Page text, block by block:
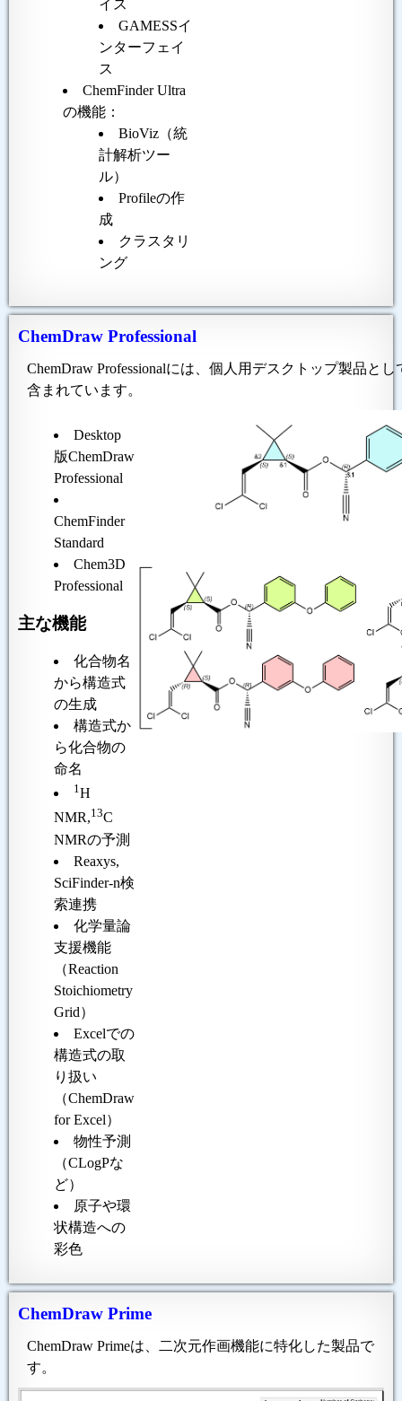
イス
GAMESSイ
ンターフェイ
ス
ChemFinder Ultra
の機能：
BioViz（統
計解析ツー
ル）
Profileの作
成
クラスタリ
ング
ChemDraw Professional
ChemDraw Professionalには、個人用デスクトップ製品と
含まれています。
Desktop
版ChemDraw
Professional
ChemFinder
Standard
Chem3D
Professional
主な機能
化合物名
から構造式
の生成
構造式か
ら化合物の
命名
1H
NMR,13C
NMRの予測
Reaxys,
SciFinder-n検
索連携
化学量論
支援機能
（Reaction
Stoichiometry
Grid）
Excelでの
構造式の取
り扱い
（ChemDraw
for Excel）
物性予測
（CLogPな
ど）
原子や環
状構造への
彩色
ChemDraw Prime
ChemDraw Primeは、二次元作画機能に特化した製品で
す。